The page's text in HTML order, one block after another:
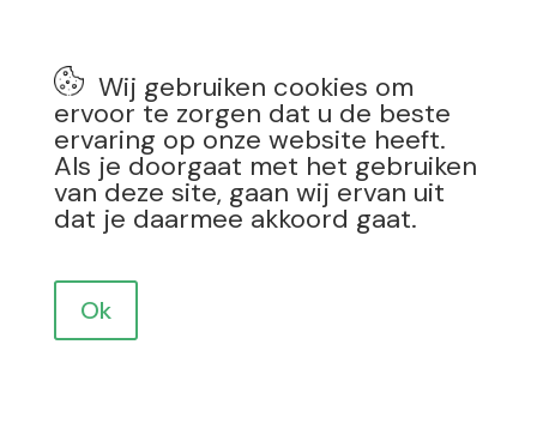
Wij gebruiken cookies om
ervoor te zorgen dat u de beste
ervaring op onze website heeft.
Als je doorgaat met het gebruiken
van deze site, gaan wij ervan uit
dat je daarmee akkoord gaat.
Ok
7 dagen per week open!
Privacy Policy | Copyright 2025 Mevrouw Groen